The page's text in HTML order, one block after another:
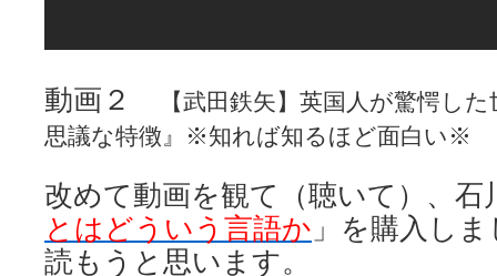
動画２
【武田鉄矢】英国人が驚愕し
思議な特徴』※知れば知るほど面白い※
改めて動画を観て（聴いて）、石
とはどういう言語か 」を購入し
読もうと思います。